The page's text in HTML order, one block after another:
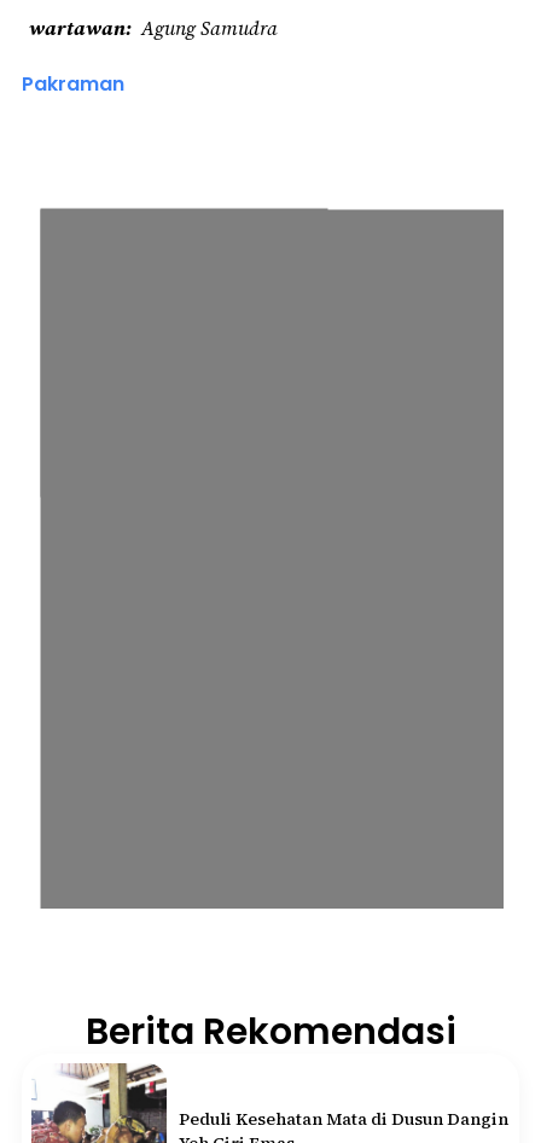
wartawan Agung Samudra
Pakraman
Berita Rekomendasi
Peduli Kesehatan Mata di Dusun Dangin